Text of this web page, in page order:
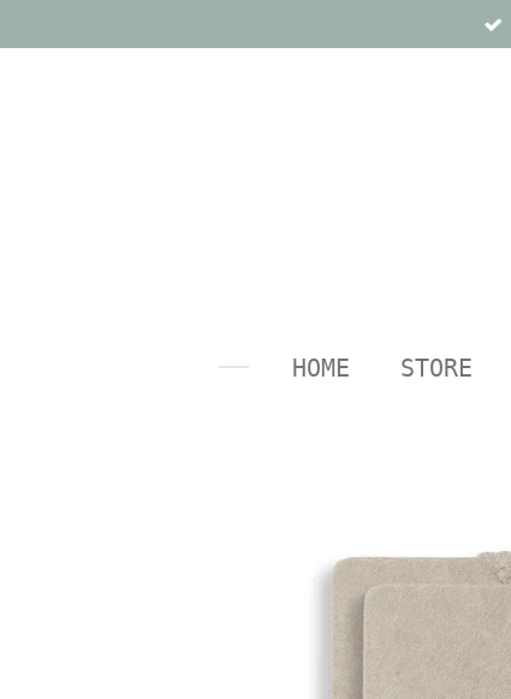
direct
HOME STORE